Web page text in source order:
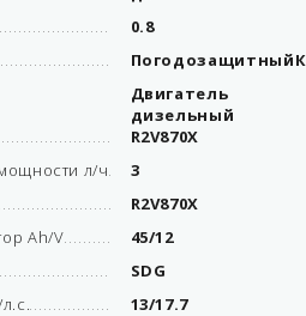
0.8
Двигатель
дизельный
R2V870X
л/ч
3
R2V870X
Ah/V
45/12
SDG
13/17.7